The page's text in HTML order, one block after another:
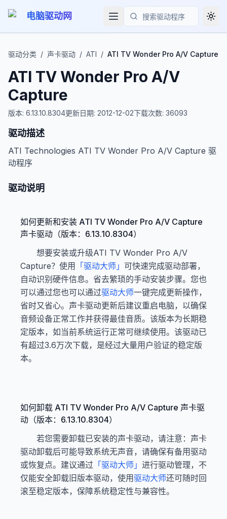
电脑驱动网
搜索
驱动分类 / 声卡驱动 / ATI / ATI TV Wonder Pro A/V Capture
ATI TV Wonder Pro A/V
Capture
版本: 6.13.10.8304更新日期: 2012-12-02下载次数: 36093
驱动描述
ATI Technologies ATI TV Wonder Pro A/V Capture 驱
动程序
驱动说明
如何更新和安装 ATI TV Wonder Pro A/V Capture
声卡驱动（版本：6.13.10.8304）
想要安装或升级ATI TV Wonder Pro A/V
Capture？使用
「驱动大师」 可快速完成驱动部署，
自动识别硬件信息。省去繁琐的手动安装步骤。您也
可以通过您也可以通过驱动大师一键完成更新操作，
省时又省心。声卡驱动更新后建议重启电脑，以确保
音频设备正常工作并获得最佳音质。该版本为长期稳
定版本，如当前系统运行正常可继续使用。该驱动已
有超过3.6万次下载，是经过大量用户验证的稳定版
本。
如何卸载 ATI TV Wonder Pro A/V Capture 声卡驱
动（版本：6.13.10.8304）
若您需要卸载已安装的声卡驱动，请注意：声卡
驱动卸载后可能导致系统无声音，请确保有备用驱动
或恢复点。建议通过 「驱动大师」 进行驱动管理，不
仅能安全卸载旧版本驱动，使用驱动大师还可随时回
滚至稳定版本，保障系统稳定性与兼容性。